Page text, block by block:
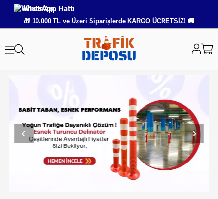
WhatsApp Hattı
🎁 10.000 TL ve Üzeri Siparişlerde KARGO ÜCRETSİZ! 🚚
‹ ›